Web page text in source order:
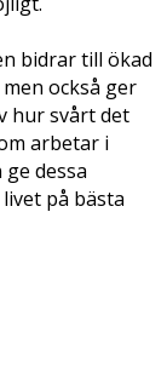
bidrar till ökad
också ger
hur svårt det
arbetar i
dessa
på bästa